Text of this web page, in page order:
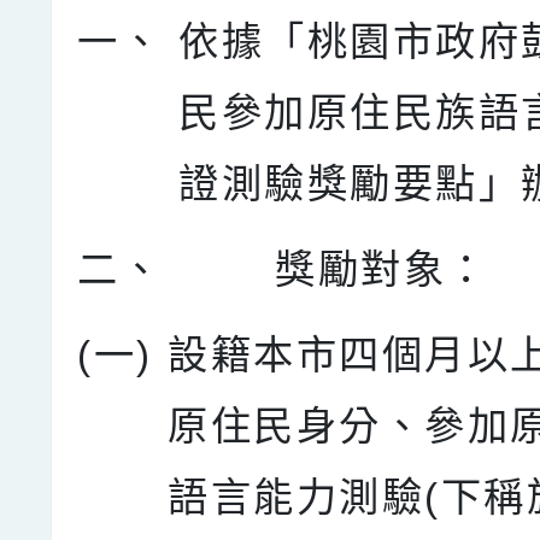
一、
依據「桃園市政府
民參加原住民族語
證測驗獎勵要點」
二、
獎勵對象：
(一) 設籍本市四個月以
原住民身分、參加
語言能力測驗(下稱